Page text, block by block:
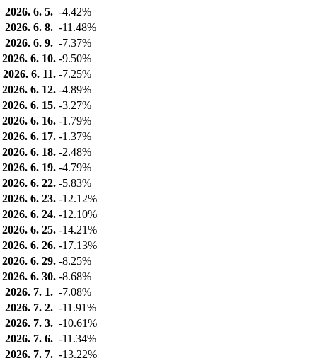
2026. 6. 5. -4.42%
2026. 6. 8. -11.48%
2026. 6. 9. -7.37%
2026. 6. 10. -9.50%
2026. 6. 11. -7.25%
2026. 6. 12. -4.89%
2026. 6. 15. -3.27%
2026. 6. 16. -1.79%
2026. 6. 17. -1.37%
2026. 6. 18. -2.48%
2026. 6. 19. -4.79%
2026. 6. 22. -5.83%
2026. 6. 23. -12.12%
2026. 6. 24. -12.10%
2026. 6. 25. -14.21%
2026. 6. 26. -17.13%
2026. 6. 29. -8.25%
2026. 6. 30. -8.68%
2026. 7. 1. -7.08%
2026. 7. 2. -11.91%
2026. 7. 3. -10.61%
2026. 7. 6. -11.34%
2026. 7. 7. -13.22%